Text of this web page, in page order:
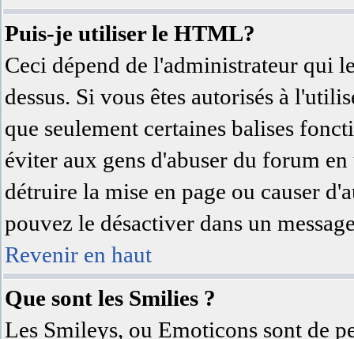
Puis-je utiliser le HTML?
Ceci dépend de l'administrateur qui
dessus. Si vous êtes autorisés à
que seulement certaines balises
éviter aux gens d'abuser du forum
détruire la mise en page ou causer
pouvez le désactiver dans un
Revenir en haut
Que sont les Smilies ?
Les Smileys, ou Emoticons sont de